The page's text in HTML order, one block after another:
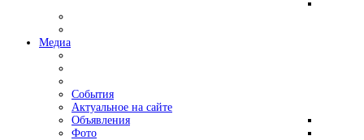
Медиа
События
Актуальное на сайте
Объявления
Фото